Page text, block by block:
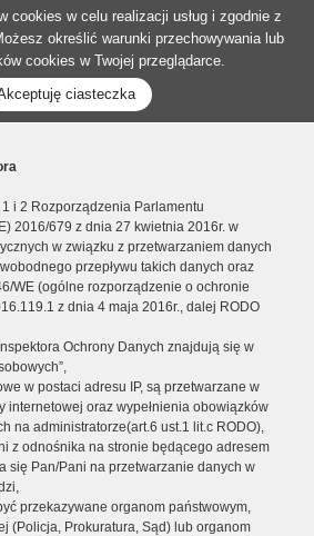
cookies w celu realizacji usług i zgodnie z
określić warunki przechowywania lub
cookies w Twojej przeglądarce.
ciasteczka
i 2 Rozporządzenia Parlamentu
2016/679 z dnia 27 kwietnia 2016r. w
w związku z przetwarzaniem danych
przepływu takich danych oraz
WE (ogólne rozporządzenie o ochronie
z dnia 4 maja 2016r., dalej RODO
Ochrony Danych znajdują się w
w postaci adresu IP, są przetwarzane w
internetowej oraz wypełnienia obowiązków
na administratorze(art.6 ust.1 lit.c RODO),
z odnośnika na stronie będącego adresem
się Pan/Pani na przetwarzanie danych w
przekazywane organom państwowym,
(Policja, Prokuratura, Sąd) lub organom